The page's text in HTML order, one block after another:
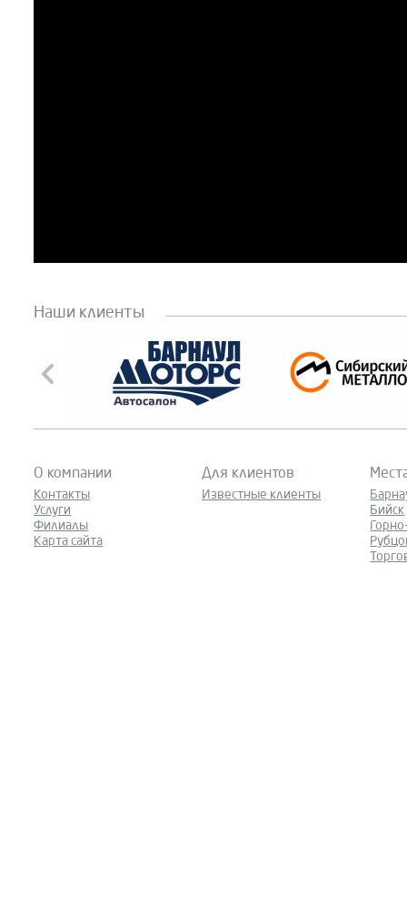
Наши клиенты
О компании
Контакты
Услуги
Филиалы
Карта сайта
Для клиентов
Известные клиенты
Бийск